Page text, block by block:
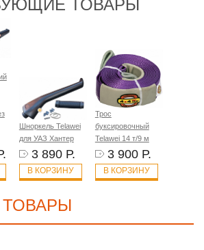
ТОВАРЫ
Шноркель Telawei
для УАЗ Хантер
3 890 Р.
В КОРЗИНУ
Трос
буксировочный
Telawei 14 т/9 м
3 900 Р.
В КОРЗИНУ